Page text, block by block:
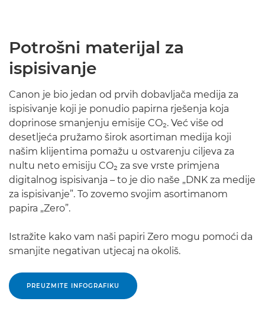
Potrošni materijal za
ispisivanje
Canon je bio jedan od prvih dobavljača medija za
ispisivanje koji je ponudio papirna rješenja koja
doprinose smanjenju emisije CO₂. Već više od
desetljeća pružamo širok asortiman medija koji
našim klijentima pomažu u ostvarenju ciljeva za
nultu neto emisiju CO₂ za sve vrste primjena
digitalnog ispisivanja – to je dio naše „DNK za medije
za ispisivanje”. To zovemo svojim asortimanom
papira „Zero”.
Istražite kako vam naši papiri Zero mogu pomoći da
smanjite negativan utjecaj na okoliš.
PREUZMITE INFOGRAFIKU